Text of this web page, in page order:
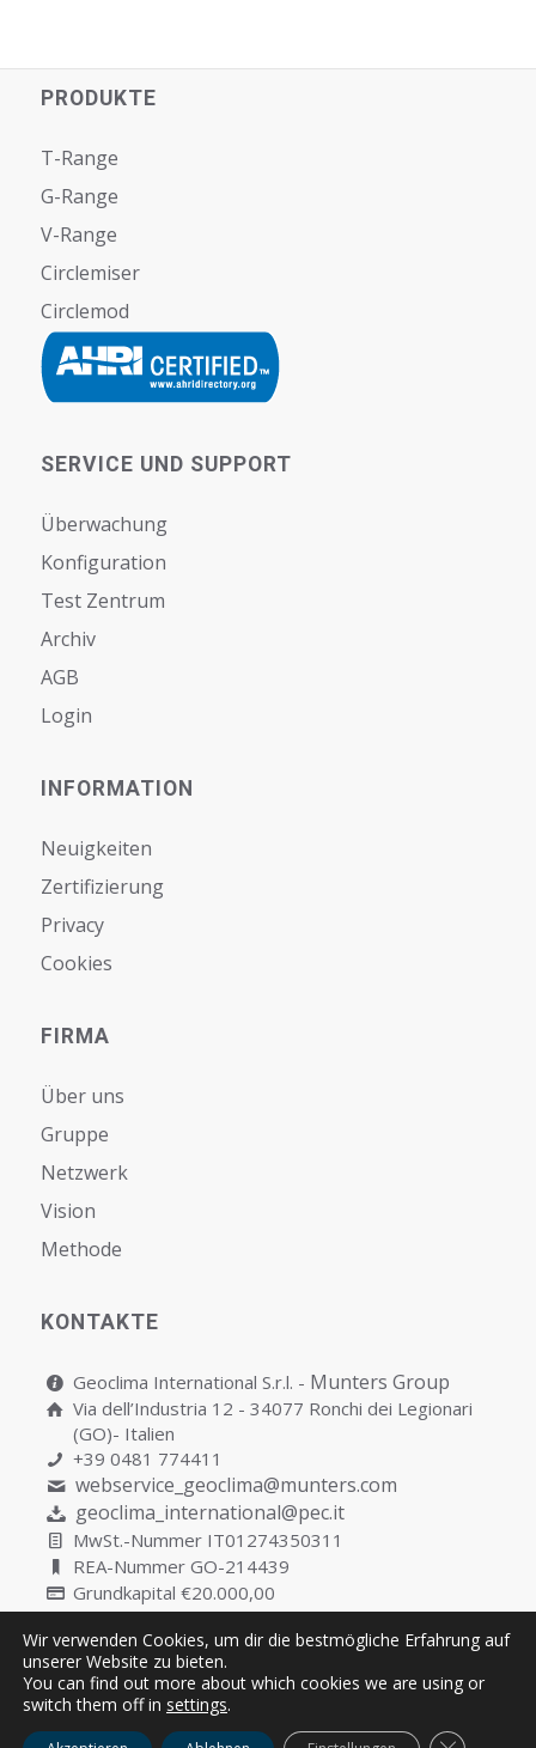
PRODUKTE
T-Range
G-Range
V-Range
Circlemiser
Circlemod
SERVICE UND SUPPORT
Überwachung
Konfiguration
Test Zentrum
Archiv
AGB
Login
INFORMATION
Neuigkeiten
Zertifizierung
Privacy
Cookies
FIRMA
Über uns
Gruppe
Netzwerk
Vision
Мethode
KONTAKTE
Geoclima International S.r.l. - Munters Group
Via dell’Industria 12 - 34077 Ronchi dei Legionari
(GO)- Italien
+39 0481 774411
webservice_geoclima@munters.com
geoclima_international@pec.it
MwSt.-Nummer IT01274350311
REA-Nummer GO-214439
Grundkapital €20.000,00
Copyright © Geoclima International S.r.l. Unipersonale | P.IVA
IT01274350311
Wir verwenden Cookies, um dir die bestmögliche Erfahrung auf
unserer Website zu bieten.
You can find out more about which cookies we are using or
switch them off in settings.